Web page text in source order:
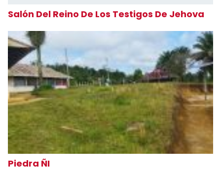
Salón Del Reino De Los Testigos De Jehova
Piedra ÑI